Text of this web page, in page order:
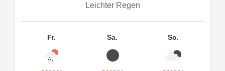
Leichter Regen
Fr. Sa. So.